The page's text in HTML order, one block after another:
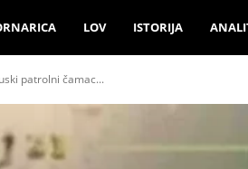
LOV ISTORIJA
patrolni čamac...